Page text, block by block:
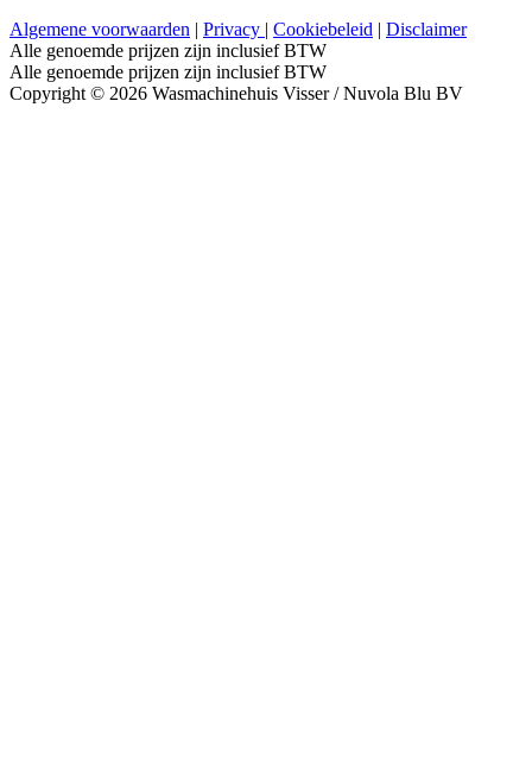
Algemene voorwaarden | Privacy | Cookiebeleid | Disclaimer
Alle genoemde prijzen zijn inclusief BTW
Alle genoemde prijzen zijn inclusief BTW
Copyright © 2026 Wasmachinehuis Visser / Nuvola Blu BV